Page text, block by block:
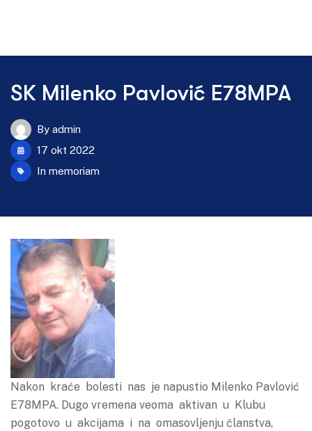
SK Milenko Pavlović E78MPA
By admin
17 okt 2022
In memoriam
Nakon kraće bolesti nas je napustio Milenko Pavlović
E78MPA. Dugo vremena veoma aktivan u Klubu
pogotovo u akcijama i na omasovljenju članstva,